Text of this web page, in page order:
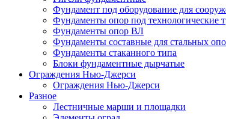
Фундамент под оборудование для
Фундаменты опор под технологические
Фундаменты опор ВЛ
Фундаменты составные для стальных
Фундаменты стаканного типа
Блоки фундаментные дырчатые
Ограждения Нью-Джерси
Ограждения Нью-Джерси
Разное
Лестничные марши и площадки